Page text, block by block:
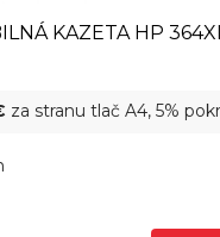
KAZETA HP
za stranu tlač A4, 5%